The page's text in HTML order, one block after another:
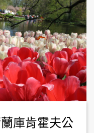
庫肯霍夫公